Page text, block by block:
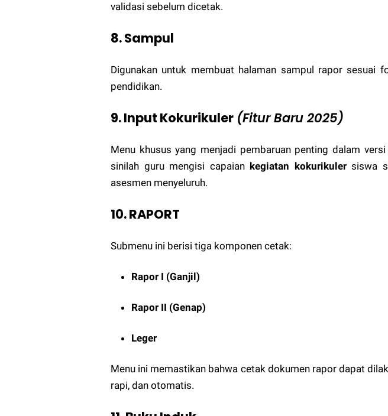
validasi sebelum dicetak.
8. Sampul
Digunakan untuk membuat halaman sampul rapor sesuai
pendidikan.
9. Input Kokurikuler (Fitur Baru 2025)
Menu khusus yang menjadi pembaruan penting dalam
sinilah guru mengisi capaian kegiatan kokurikulersiswa
asesmen menyeluruh.
10. RAPORT
Submenu ini berisi tiga komponen cetak:
Rapor I (Ganjil)
Rapor II (Genap)
Leger
Menu ini memastikan bahwa cetak dokumen rapor dapat
rapi, dan otomatis.